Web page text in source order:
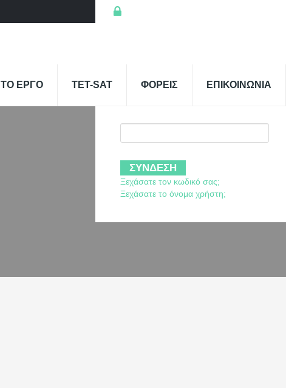
Σύνδεση
Ξεχάσατε τον κωδικό σας;
Ξεχάσατε το όνομα χρήστη;
ΤΟ ΕΡΓΟ TET-SAT ΦΟΡΕΙΣ ΕΠΙΚΟΙΝΩΝΙΑ